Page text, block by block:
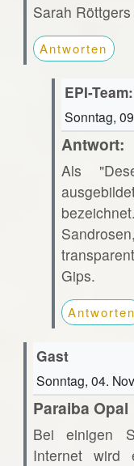
Sarah Röttgers
Antworten
EPI-Team:
Sonntag,
Antwort:
Als
Gips.
Antworten
Gast
Sonntag, 04.
Paraiba Opal
Bei einigen
Internet wird